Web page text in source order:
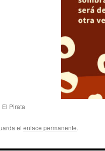
El Pirata
el enlace permanente.